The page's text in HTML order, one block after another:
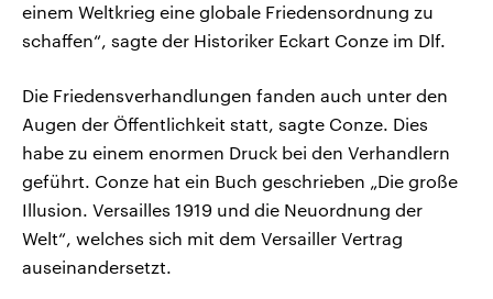
einem Weltkrieg eine globale Friedensordnung zu
schaffen“, sagte der Historiker Eckart Conze im Dlf.
Die Friedensverhandlungen fanden auch unter den
Augen der Öffentlichkeit statt, sagte Conze. Dies
habe zu einem enormen Druck bei den Verhandlern
geführt. Conze hat ein Buch geschrieben „Die große
Illusion. Versailles 1919 und die Neuordnung der
Welt“, welches sich mit dem Versailler Vertrag
auseinandersetzt.